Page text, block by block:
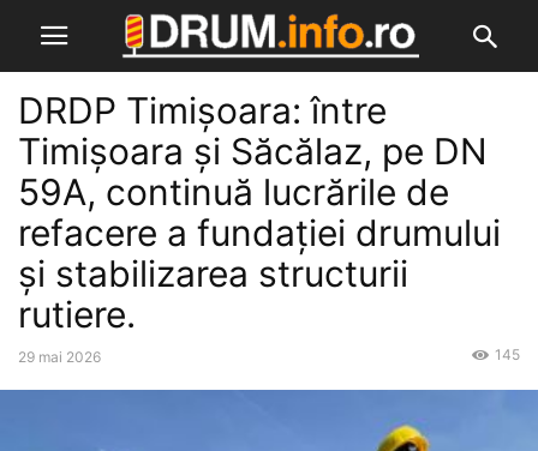
DRDP Timișoara: între
Timișoara și Săcălaz, pe DN
59A, continuă lucrările de
refacere a fundației drumului
și stabilizarea structurii
rutiere.
29 mai 2026 145